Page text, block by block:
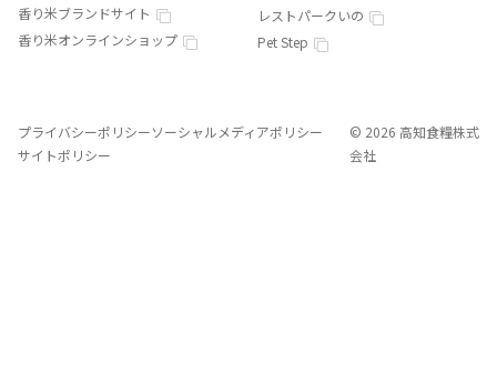
香り米ブランドサイト
香り米オンラインショップ
レストパークいの
Pet Step
プライバシーポリシーソーシャルメディアポリシー
サイトポリシー
© 2026 高知食糧株式
会社